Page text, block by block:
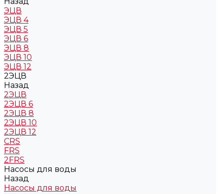
ЭЦВ
ЭЦВ 4
ЭЦВ 5
ЭЦВ 6
ЭЦВ 8
ЭЦВ 10
ЭЦВ 12
2ЭЦВ
Назад
2ЭЦВ
2ЭЦВ 6
2ЭЦВ 8
2ЭЦВ 10
2ЭЦВ 12
CRS
FRS
2FRS
Насосы для воды
Назад
Насосы для воды